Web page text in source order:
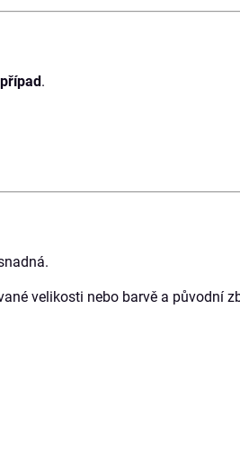
.
velikosti nebo barvě a původní